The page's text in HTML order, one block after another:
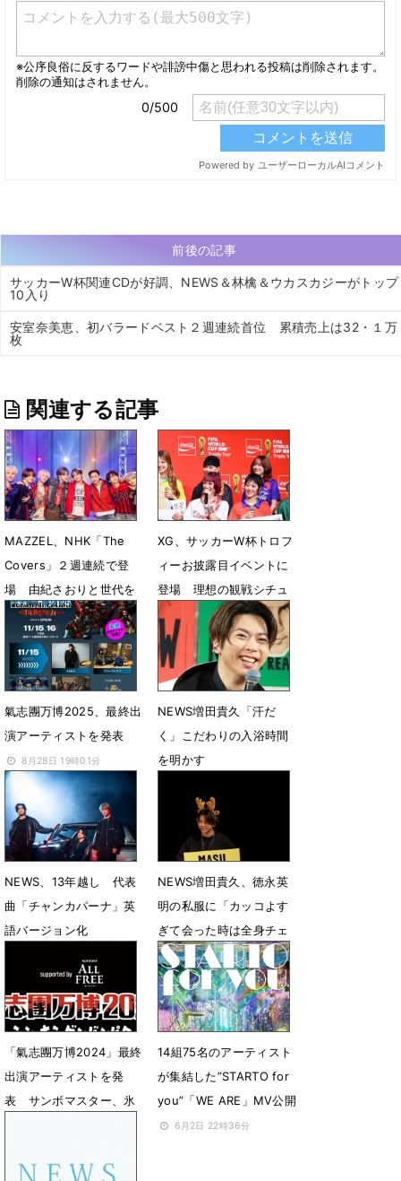
前後の記事
サッカーW杯関連CDが好調、NEWS＆林檎＆ウカスカジーがトップ
10入り
安室奈美恵、初バラードベスト２週連続首位 累積売上は32・１万
枚
関連する記事
MAZZEL、NHK「The
Covers」２週連続で登
場 由紀さおりと世代を
超えた昭和歌謡トークも
4月30日 14時19分
XG、サッカーW杯トロフ
ィーお披露目イベントに
登場 理想の観戦シチュ
エーションを披露
1月18日 16時36分
氣志團万博2025、最終出
演アーティストを発表
8月28日 19時01分
NEWS増田貴久「汗だ
く」こだわりの入浴時間
を明かす
NEWS、13年越し 代表
曲「チャンカパーナ」英
語バージョン化
NEWS増田貴久、徳永英
明の私服に「カッコよす
ぎて会った時は全身チェ
ック」
12月17日 19時38分
「氣志團万博2024」最終
出演アーティストを発
表 サンボマスター、氷
決定
14組75名のアーティスト
が集結した”STARTO for
you”「WE ARE」MV公開
6月2日 22時36分